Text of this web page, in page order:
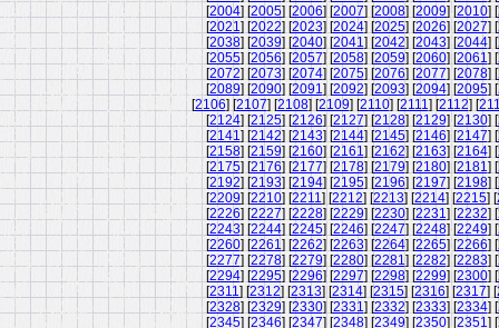
[2004] [2005] [2006] [2007] [2008] [2009] [2010] [
[2021] [2022] [2023] [2024] [2025] [2026] [2027] [
[2038] [2039] [2040] [2041] [2042] [2043] [2044] [
[2055] [2056] [2057] [2058] [2059] [2060] [2061] [
[2072] [2073] [2074] [2075] [2076] [2077] [2078] [
[2089] [2090] [2091] [2092] [2093] [2094] [2095] [
[2106] [2107] [2108] [2109] [2110] [2111] [2112] [
[2124] [2125] [2126] [2127] [2128] [2129] [2130] [
[2141] [2142] [2143] [2144] [2145] [2146] [2147] [
[2158] [2159] [2160] [2161] [2162] [2163] [2164] [
[2175] [2176] [2177] [2178] [2179] [2180] [2181] [
[2192] [2193] [2194] [2195] [2196] [2197] [2198] [
[2209] [2210] [2211] [2212] [2213] [2214] [2215] [
[2226] [2227] [2228] [2229] [2230] [2231] [2232] [
[2243] [2244] [2245] [2246] [2247] [2248] [2249] [
[2260] [2261] [2262] [2263] [2264] [2265] [2266] [
[2277] [2278] [2279] [2280] [2281] [2282] [2283] [
[2294] [2295] [2296] [2297] [2298] [2299] [2300] [
[2311] [2312] [2313] [2314] [2315] [2316] [2317] [
[2328] [2329] [2330] [2331] [2332] [2333] [2334] [
[2345] [2346] [2347] [2348] [2349] [2350] [2351] [